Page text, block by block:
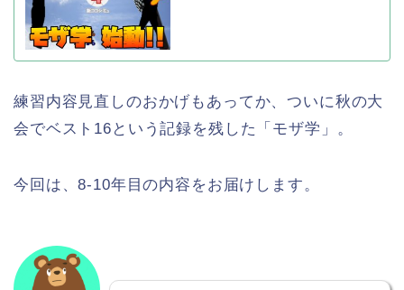
練習内容見直しのおかげもあってか、ついに秋の大
会でベスト16という記録を残した「モザ学」。
今回は、8-10年目の内容をお届けします。